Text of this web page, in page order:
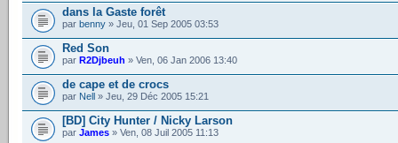
dans la Gaste forêt
par benny » Jeu, 01 Sep 2005 03:53
Red Son
par R2Djbeuh » Ven, 06 Jan 2006 13:40
de cape et de crocs
par Nell » Jeu, 29 Déc 2005 15:21
[BD] City Hunter / Nicky Larson
par James » Ven, 08 Juil 2005 11:13